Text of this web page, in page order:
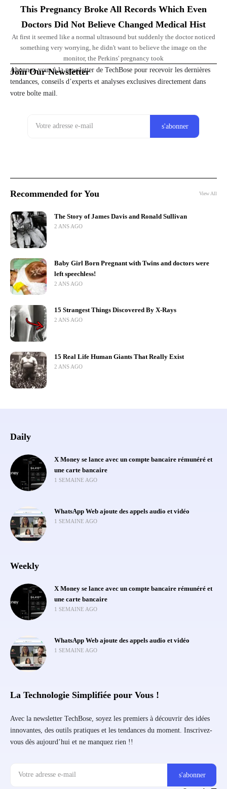
This Pregnancy Broke All Records Which Even
Doctors Did Not Believe Changed Medical Hist
At first it seemed like a normal ultrasound but suddenly the doctor noticed
something very worrying, he didn't want to believe the image on the
monitor, the Perkins' pregnancy took
Join Our Newsletter
Abonnez-vous à la newsletter de TechBose pour recevoir les dernières
tendances, conseils d’experts et analyses exclusives directement dans
votre boîte mail.
Recommended for You View All
The Story of James Davis and Ronald Sullivan
2 ANS AGO
Baby Girl Born Pregnant with Twins and doctors were
left speechless!
2 ANS AGO
15 Strangest Things Discovered By X-Rays
2 ANS AGO
15 Real Life Human Giants That Really Exist
2 ANS AGO
Daily
X Money se lance avec un compte bancaire rémunéré et
une carte bancaire
1 SEMAINE AGO
WhatsApp Web ajoute des appels audio et vidéo
1 SEMAINE AGO
Weekly
X Money se lance avec un compte bancaire rémunéré et
une carte bancaire
1 SEMAINE AGO
WhatsApp Web ajoute des appels audio et vidéo
1 SEMAINE AGO
La Technologie Simplifiée pour Vous !
Avec la newsletter TechBose, soyez les premiers à découvrir des idées
innovantes, des outils pratiques et les tendances du moment. Inscrivez-
vous dès aujourd’hui et ne manquez rien !!